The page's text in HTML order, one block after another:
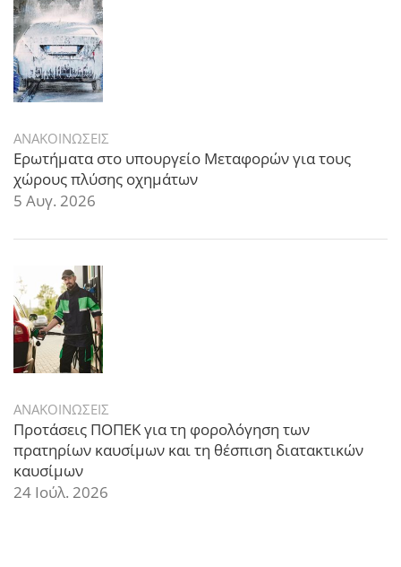
ΑΝΑΚΟΙΝΩΣΕΙΣ
Ερωτήματα στο υπουργείο Μεταφορών για τους
χώρους πλύσης οχημάτων
5 Αυγ. 2026
ΑΝΑΚΟΙΝΩΣΕΙΣ
Προτάσεις ΠΟΠΕΚ για τη φορολόγηση των
πρατηρίων καυσίμων και τη θέσπιση διατακτικών
καυσίμων
24 Ιούλ. 2026